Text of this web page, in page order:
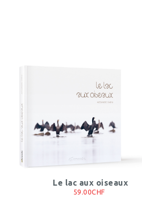
Le lac aux oiseaux
59.00CHF